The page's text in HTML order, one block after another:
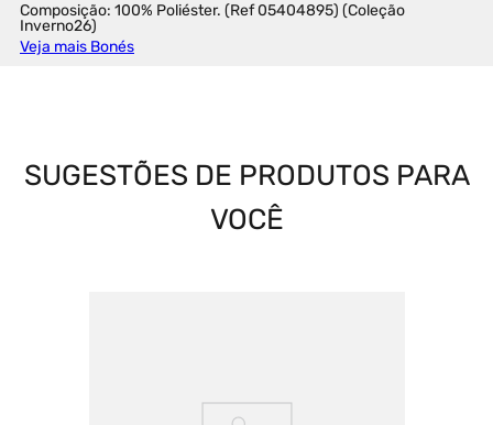
Composição: 100% Poliéster. (Ref 05404895) (Coleção
Inverno26)
Veja mais Bonés
SUGESTÕES DE PRODUTOS PARA
VOCÊ